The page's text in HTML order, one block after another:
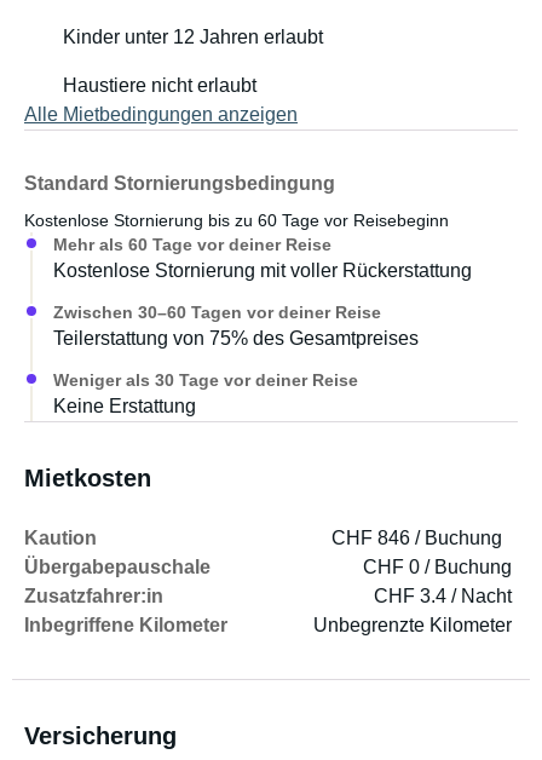
Kinder unter 12 Jahren erlaubt
Haustiere nicht erlaubt
Alle Mietbedingungen anzeigen
Standard Stornierungsbedingung
Kostenlose Stornierung bis zu 60 Tage vor Reisebeginn
Mehr als 60 Tage vor deiner Reise
Kostenlose Stornierung mit voller Rückerstattung
Zwischen 30–60 Tagen vor deiner Reise
Teilerstattung von 75% des Gesamtpreises
Weniger als 30 Tage vor deiner Reise
Keine Erstattung
Mietkosten
Kaution
CHF 846 / Buchung
Übergabepauschale
CHF 0 / Buchung
Zusatzfahrer:in
CHF 3.4 / Nacht
Inbegriffene Kilometer
Unbegrenzte Kilometer
Versicherung